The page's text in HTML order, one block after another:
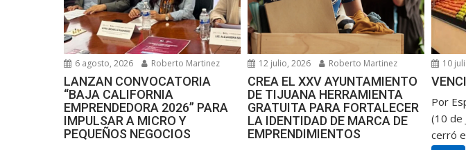
6 agosto, 2026 Roberto Martinez
LANZAN CONVOCATORIA
“BAJA CALIFORNIA
EMPRENDEDORA 2026” PARA
IMPULSAR A MICRO Y
PEQUEÑOS NEGOCIOS
12 julio, 2026 Roberto Martinez
CREA EL XXV AYUNTAMIENTO
DE TIJUANA HERRAMIENTA
GRATUITA PARA FORTALECER
LA IDENTIDAD DE MARCA DE
EMPRENDIMIENTOS
10
Por
(10 de
cerró